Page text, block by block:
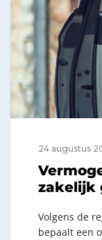
24 augustus
zakelijk
Volgens de
bepaalt een